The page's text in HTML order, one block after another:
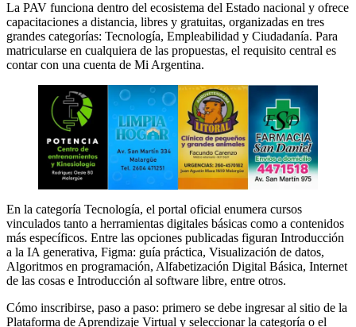
La PAV funciona dentro del ecosistema del Estado nacional y ofrece
capacitaciones a distancia, libres y gratuitas, organizadas en tres
grandes categorías: Tecnología, Empleabilidad y Ciudadanía. Para
matricularse en cualquiera de las propuestas, el requisito central es
contar con una cuenta de Mi Argentina.
En la categoría Tecnología, el portal oficial enumera cursos
vinculados tanto a herramientas digitales básicas como a contenidos
más específicos. Entre las opciones publicadas figuran Introducción
a la IA generativa, Figma: guía práctica, Visualización de datos,
Algoritmos en programación, Alfabetización Digital Básica, Internet
de las cosas e Introducción al software libre, entre otros.
Cómo inscribirse, paso a paso: primero se debe ingresar al sitio de la
Plataforma de Aprendizaje Virtual y seleccionar la categoría o el